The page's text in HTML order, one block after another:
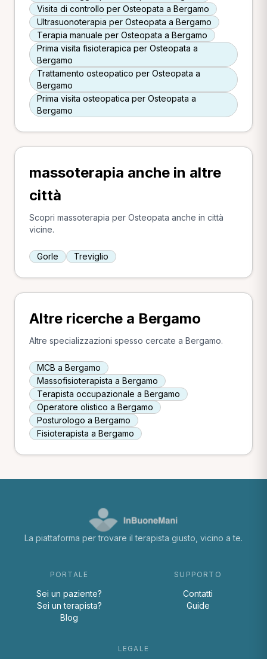
Visita di controllo per Osteopata a Bergamo
Ultrasuonoterapia per Osteopata a Bergamo
Terapia manuale per Osteopata a Bergamo
Prima visita fisioterapica per Osteopata a
Bergamo
Trattamento osteopatico per Osteopata a
Bergamo
Prima visita osteopatica per Osteopata a
Bergamo
massoterapia anche in altre
città
Scopri massoterapia per Osteopata anche in città
vicine.
Gorle Treviglio
Altre ricerche a Bergamo
Altre specializzazioni spesso cercate a Bergamo.
MCB a Bergamo
Massofisioterapista a Bergamo
Terapista occupazionale a Bergamo
Operatore olistico a Bergamo
Posturologo a Bergamo
Fisioterapista a Bergamo
La piattaforma per trovare il terapista giusto, vicino a te.
PORTALE
Sei un paziente?
Sei un terapista?
Blog
SUPPORTO
Contatti
Guide
LEGALE